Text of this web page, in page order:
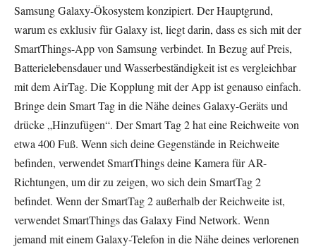
Samsung Galaxy-Ökosystem konzipiert. Der Hauptgrund,
warum es exklusiv für Galaxy ist, liegt darin, dass es sich mit der
SmartThings-App von Samsung verbindet. In Bezug auf Preis,
Batterielebensdauer und Wasserbeständigkeit ist es vergleichbar
mit dem AirTag. Die Kopplung mit der App ist genauso einfach.
Bringe dein Smart Tag in die Nähe deines Galaxy-Geräts und
drücke „Hinzufügen“. Der Smart Tag 2 hat eine Reichweite von
etwa 400 Fuß. Wenn sich deine Gegenstände in Reichweite
befinden, verwendet SmartThings deine Kamera für AR-
Richtungen, um dir zu zeigen, wo sich dein SmartTag 2
befindet. Wenn der SmartTag 2 außerhalb der Reichweite ist,
verwendet SmartThings das Galaxy Find Network. Wenn
jemand mit einem Galaxy-Telefon in die Nähe deines verlorenen